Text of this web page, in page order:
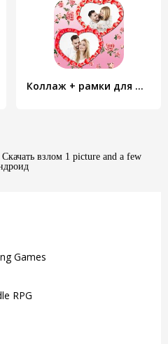
Games
RPG
Коллаж + рамки для фото на русском
Скачать взлом 1 picture and a few